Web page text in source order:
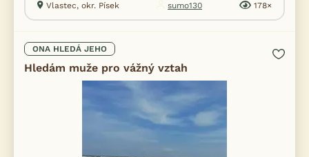
Vlastec, okr. Písek
sumo130 178×
ONA HLEDÁ JEHO
Hledám muže pro vážný vztah